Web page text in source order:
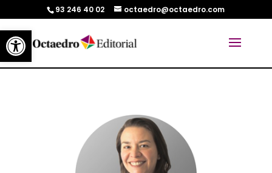
Abrir barra de herramientas
93 246 40 02 octaedro@octaedro.com